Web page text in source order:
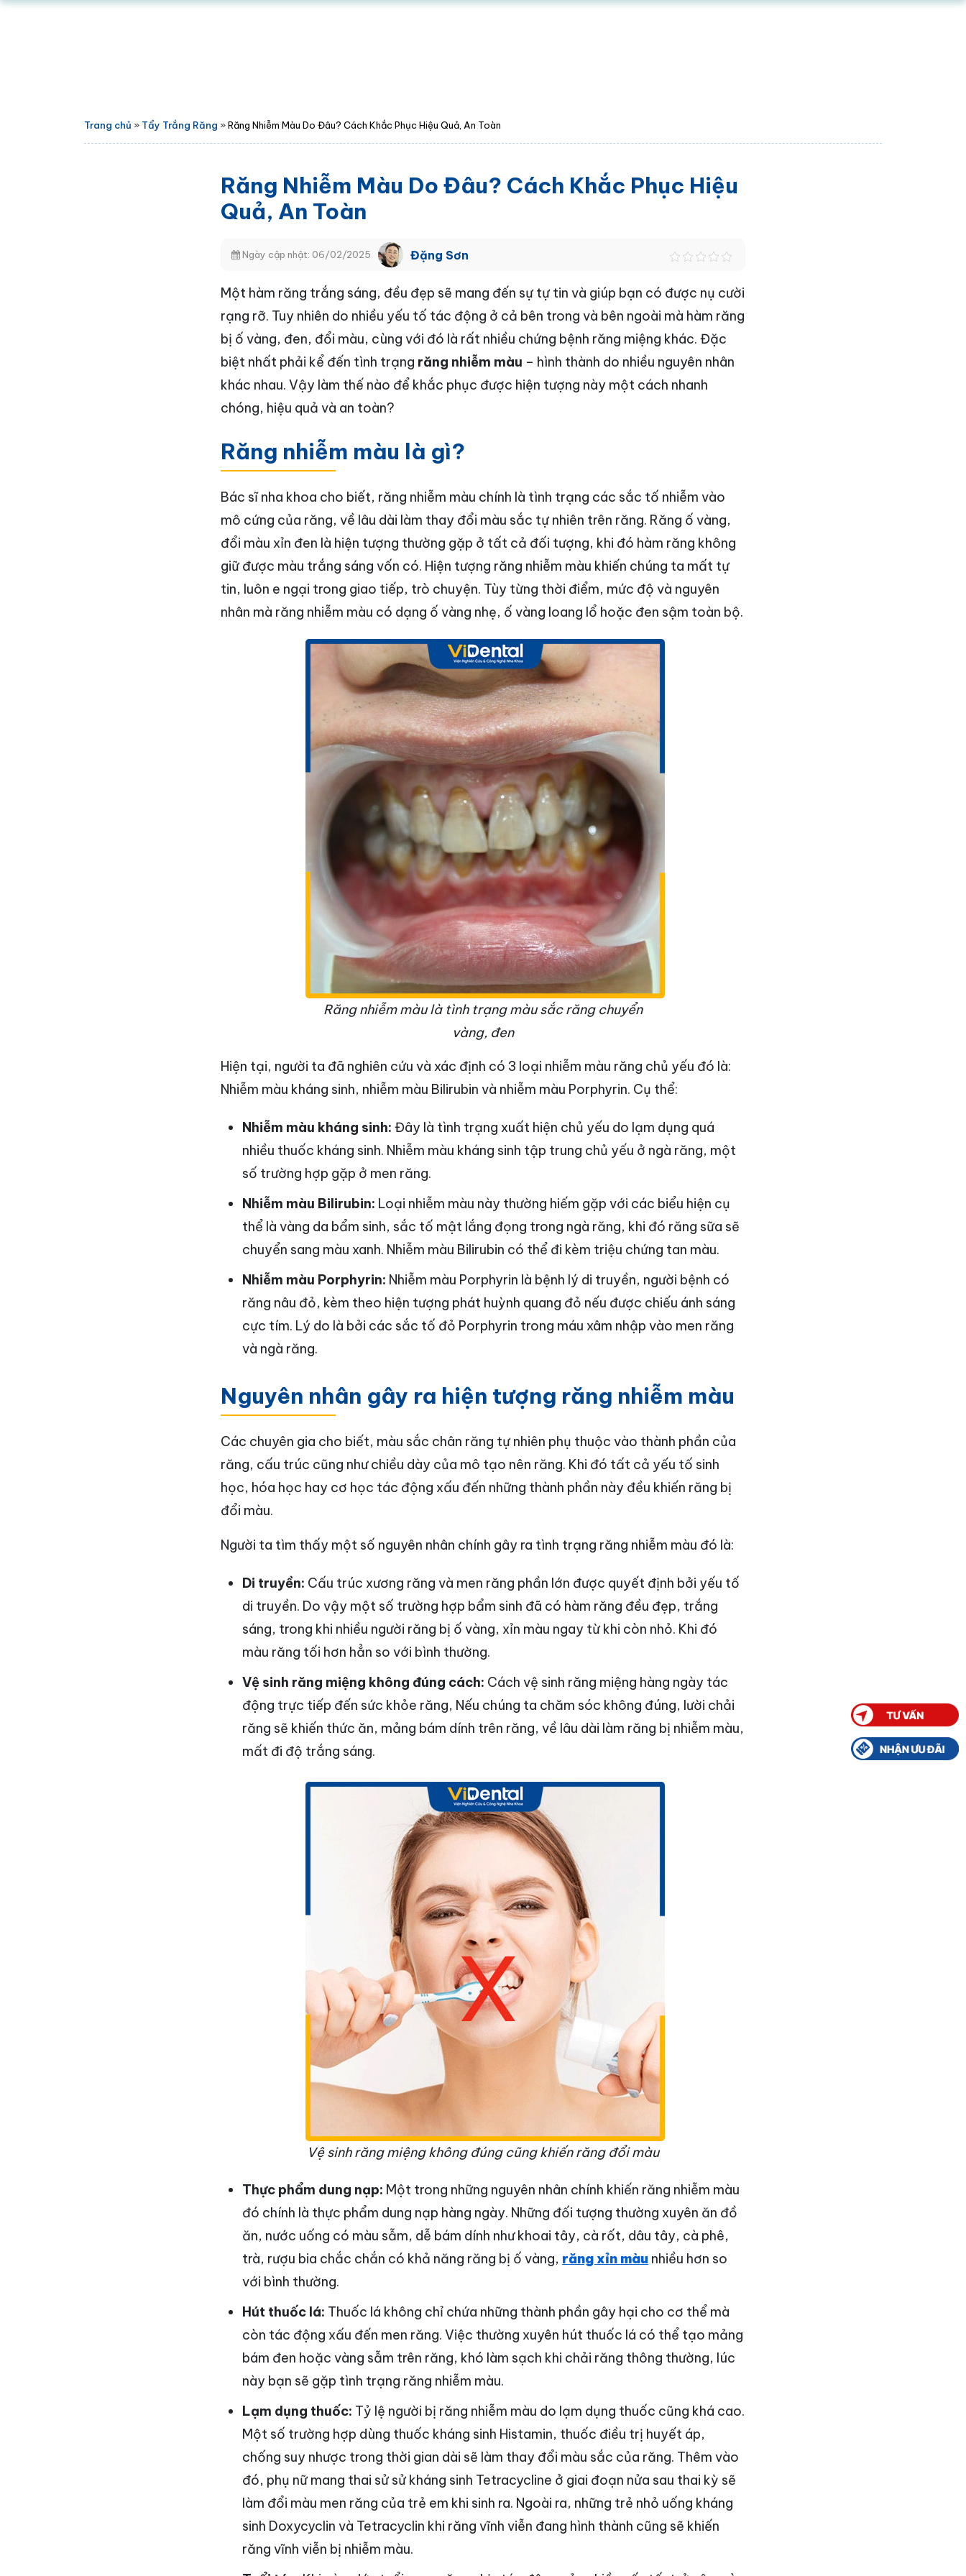
Trang chủ » Tẩy Trắng Răng »Răng Nhiễm Màu Do Đâu? Cách Khắc Phục Hiệu Quả, An Toàn
Răng Nhiễm Màu Do Đâu? Cách Khắc Phục Hiệu
Quả, An Toàn
Ngày cập nhật: 06/02/2025 Đặng Sơn
Một hàm răng trắng sáng, đều đẹp sẽ mang đến sự tự tin và giúp bạn có được nụ cười
rạng rỡ. Tuy nhiên do nhiều yếu tố tác động ở cả bên trong và bên ngoài mà hàm răng
bị ố vàng, đen, đổi màu, cùng với đó là rất nhiều chứng bệnh răng miệng khác. Đặc
biệt nhất phải kể đến tình trạng răng nhiễm màu – hình thành do nhiều nguyên nhân
khác nhau. Vậy làm thế nào để khắc phục được hiện tượng này một cách nhanh
chóng, hiệu quả và an toàn?
Răng nhiễm màu là gì?
Bác sĩ nha khoa cho biết, răng nhiễm màu chính là tình trạng các sắc tố nhiễm vào
mô cứng của răng, về lâu dài làm thay đổi màu sắc tự nhiên trên răng. Răng ố vàng,
đổi màu xỉn đen là hiện tượng thường gặp ở tất cả đối tượng, khi đó hàm răng không
giữ được màu trắng sáng vốn có. Hiện tượng răng nhiễm màu khiến chúng ta mất tự
tin, luôn e ngại trong giao tiếp, trò chuyện. Tùy từng thời điểm, mức độ và nguyên
nhân mà răng nhiễm màu có dạng ố vàng nhẹ, ố vàng loang lổ hoặc đen sậm toàn bộ.
Răng nhiễm màu là tình trạng màu sắc răng chuyển
vàng, đen
Hiện tại, người ta đã nghiên cứu và xác định có 3 loại nhiễm màu răng chủ yếu đó là:
Nhiễm màu kháng sinh, nhiễm màu Bilirubin và nhiễm màu Porphyrin. Cụ thể:
Nhiễm màu kháng sinh: Đây là tình trạng xuất hiện chủ yếu do lạm dụng quá
nhiều thuốc kháng sinh. Nhiễm màu kháng sinh tập trung chủ yếu ở ngà răng, một
số trường hợp gặp ở men răng.
Nhiễm màu Bilirubin: Loại nhiễm màu này thường hiếm gặp với các biểu hiện cụ
thể là vàng da bẩm sinh, sắc tố mật lắng đọng trong ngà răng, khi đó răng sữa sẽ
chuyển sang màu xanh. Nhiễm màu Bilirubin có thể đi kèm triệu chứng tan màu.
Nhiễm màu Porphyrin: Nhiễm màu Porphyrin là bệnh lý di truyền, người bệnh có
răng nâu đỏ, kèm theo hiện tượng phát huỳnh quang đỏ nếu được chiếu ánh sáng
cực tím. Lý do là bởi các sắc tố đỏ Porphyrin trong máu xâm nhập vào men răng
và ngà răng.
Nguyên nhân gây ra hiện tượng răng nhiễm màu
Các chuyên gia cho biết, màu sắc chân răng tự nhiên phụ thuộc vào thành phần của
răng, cấu trúc cũng như chiều dày của mô tạo nên răng. Khi đó tất cả yếu tố sinh
học, hóa học hay cơ học tác động xấu đến những thành phần này đều khiến răng bị
đổi màu.
Người ta tìm thấy một số nguyên nhân chính gây ra tình trạng răng nhiễm màu đó là:
Di truyền: Cấu trúc xương răng và men răng phần lớn được quyết định bởi yếu tố
di truyền. Do vậy một số trường hợp bẩm sinh đã có hàm răng đều đẹp, trắng
sáng, trong khi nhiều người răng bị ố vàng, xỉn màu ngay từ khi còn nhỏ. Khi đó
màu răng tối hơn hẳn so với bình thường.
Vệ sinh răng miệng không đúng cách: Cách vệ sinh răng miệng hàng ngày tác
động trực tiếp đến sức khỏe răng, Nếu chúng ta chăm sóc không đúng, lười chải
răng sẽ khiến thức ăn, mảng bám dính trên răng, về lâu dài làm răng bị nhiễm màu,
mất đi độ trắng sáng.
Vệ sinh răng miệng không đúng cũng khiến răng đổi màu
Thực phẩm dung nạp: Một trong những nguyên nhân chính khiến răng nhiễm màu
đó chính là thực phẩm dung nạp hàng ngày. Những đối tượng thường xuyên ăn đồ
ăn, nước uống có màu sẫm, dễ bám dính như khoai tây, cà rốt, dâu tây, cà phê,
trà, rượu bia chắc chắn có khả năng răng bị ố vàng, răng xỉn màu nhiều hơn so
với bình thường.
Hút thuốc lá: Thuốc lá không chỉ chứa những thành phần gây hại cho cơ thể mà
còn tác động xấu đến men răng. Việc thường xuyên hút thuốc lá có thể tạo mảng
bám đen hoặc vàng sẫm trên răng, khó làm sạch khi chải răng thông thường, lúc
này bạn sẽ gặp tình trạng răng nhiễm màu.
Lạm dụng thuốc: Tỷ lệ người bị răng nhiễm màu do lạm dụng thuốc cũng khá cao.
Một số trường hợp dùng thuốc kháng sinh Histamin, thuốc điều trị huyết áp,
chống suy nhược trong thời gian dài sẽ làm thay đổi màu sắc của răng. Thêm vào
đó, phụ nữ mang thai sử sử kháng sinh Tetracycline ở giai đoạn nửa sau thai kỳ sẽ
làm đổi màu men răng của trẻ em khi sinh ra. Ngoài ra, những trẻ nhỏ uống kháng
sinh Doxycyclin và Tetracyclin khi răng vĩnh viễn đang hình thành cũng sẽ khiến
răng vĩnh viễn bị nhiễm màu.